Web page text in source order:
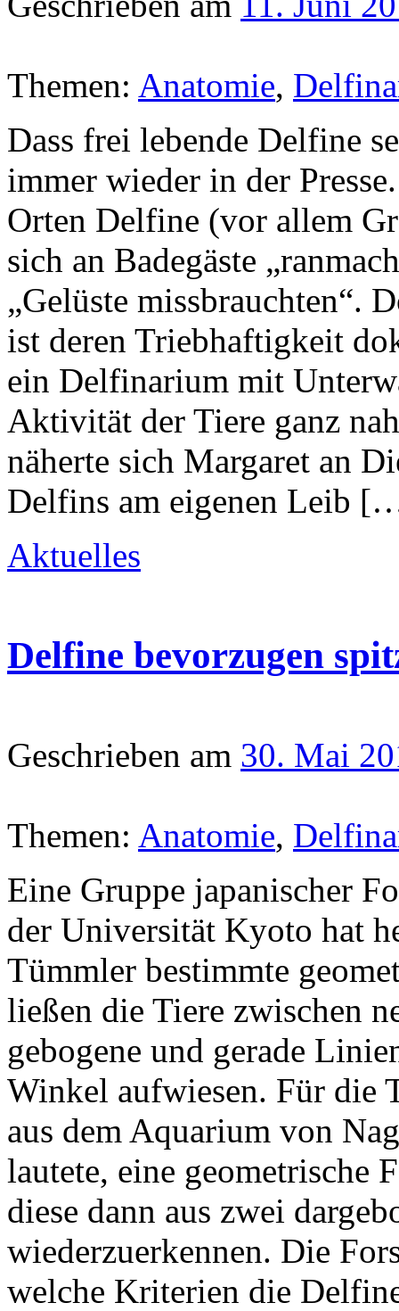
Themen: Anatomie,
Dass frei lebende Delfine
immer wieder in der
Orten Delfine (vor allem
sich an Badegäste
„Gelüste missbrauchten“.
ist deren Triebhaftigkeit
ein Delfinarium mit
Aktivität der Tiere ganz
näherte sich Margaret an
Delfins am eigenen Leib
Aktuelles
Delfine bevorzugen
Geschrieben am 30. Mai
Themen: Anatomie,
Eine Gruppe japanischer
der Universität Kyoto hat
Tümmler bestimmte
ließen die Tiere zwischen
gebogene und gerade
Winkel aufwiesen. Für die
aus dem Aquarium von
lautete, eine geometrische
diese dann aus zwei
wiederzuerkennen. Die
welche Kriterien die